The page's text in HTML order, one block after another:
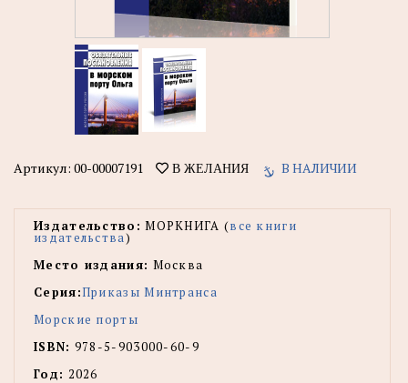
Артикул: 00-00007191 В ЖЕЛАНИЯ В НАЛИЧИИ
Издательство: МОРКНИГА (все книги
издательства)
Место издания: Москва
Серия:Приказы Минтранса
Морские порты
ISBN: 978-5-903000-60-9
Год: 2026